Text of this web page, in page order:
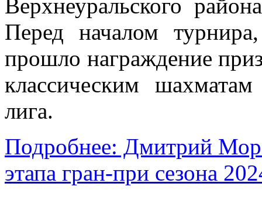
Верхнеуральского
Перед началом
прошло награждение
классическим
лига.
Подробнее: Дмитрий
этапа гран-при сезона